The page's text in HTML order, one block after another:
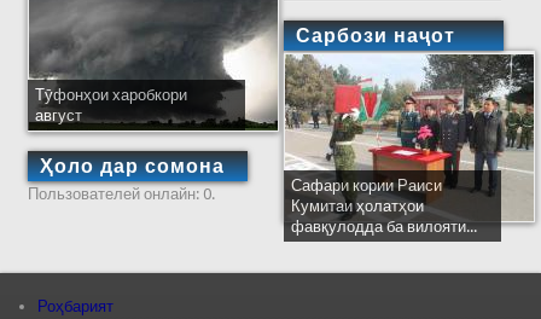
Тӯфонҳои харобкори
август
Ҳоло дар сомона
Пользователей онлайн: 0.
Сарбози наҷот
Сафари кории Раиси
Кумитаи ҳолатҳои
фавқулодда ба вилояти...
Роҳбарият